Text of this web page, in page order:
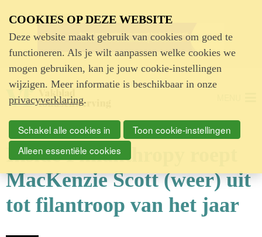
Advertentie
Inside Philanthropy roept
MacKenzie Scott (weer) uit
tot filantroop van het jaar
COOKIES OP DEZE WEBSITE
Deze website maakt gebruik van cookies om goed te
functioneren. Als je wilt aanpassen welke cookies we
mogen gebruiken, kan je jouw cookie-instellingen
wijzigen. Meer informatie is beschikbaar in onze
privacyverklaring.
Schakel alle cookies in
Toon cookie-instellingen
Alleen essentiële cookies